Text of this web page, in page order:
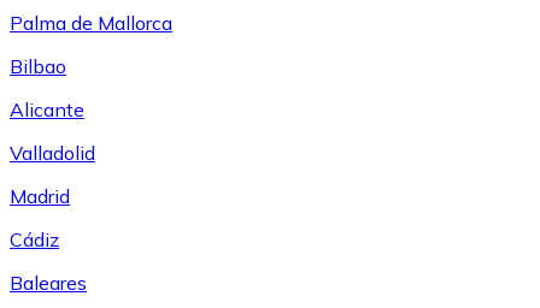
Palma de Mallorca
Bilbao
Alicante
Valladolid
Madrid
Cádiz
Baleares